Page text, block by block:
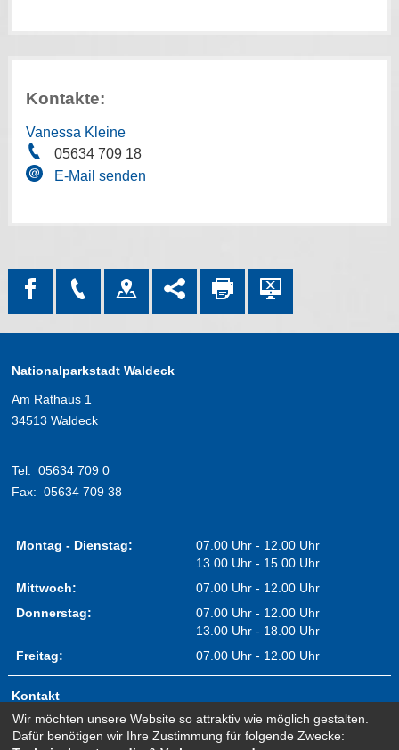
Kontakte:
Vanessa Kleine
05634 709 18
E-Mail senden
Nationalparkstadt Waldeck
Am Rathaus 1
34513 Waldeck
Tel: 05634 709 0
Fax: 05634 709 38
Montag - Dienstag:
07.00 Uhr - 12.00 Uhr
13.00 Uhr - 15.00 Uhr
Mittwoch:
07.00 Uhr - 12.00 Uhr
Donnerstag:
07.00 Uhr - 12.00 Uhr
13.00 Uhr - 18.00 Uhr
Freitag:
07.00 Uhr - 12.00 Uhr
Kontakt
Impressum
Erklärung zur Barrierefreiheit
Wir möchten unsere Website so attraktiv wie möglich gestalten.
Dafür benötigen wir Ihre Zustimmung für folgende Zwecke: